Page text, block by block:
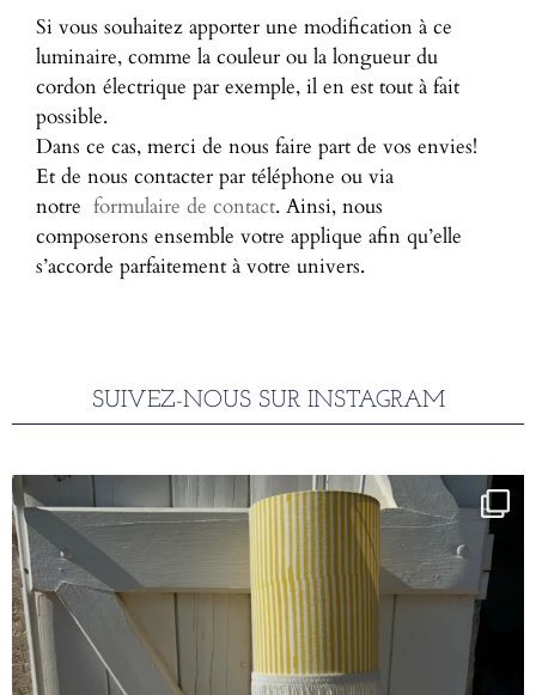
Si vous souhaitez apporter une modification à ce
luminaire, comme la couleur ou la longueur du
cordon électrique par exemple, il en est tout à fait
possible.
Dans ce cas, merci de nous faire part de vos envies!
Et de nous contacter par téléphone ou via
notre formulaire de contact. Ainsi, nous
composerons ensemble votre applique afin qu’elle
s’accorde parfaitement à votre univers.
SUIVEZ-NOUS SUR INSTAGRAM